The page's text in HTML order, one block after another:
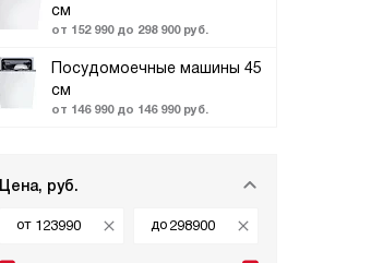
см
от 152 990 до 298 900 руб.
Посудомоечные машины 45
см
от 146 990 до 146 990 руб.
Цена, руб.
от до